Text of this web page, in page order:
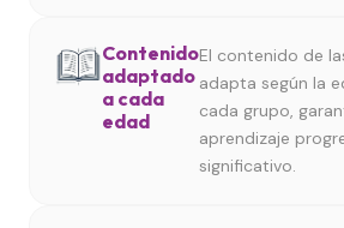
Contenido
adaptado
a cada
edad
El contenido de
adapta según la
cada grupo,
aprendizaje
significativo.